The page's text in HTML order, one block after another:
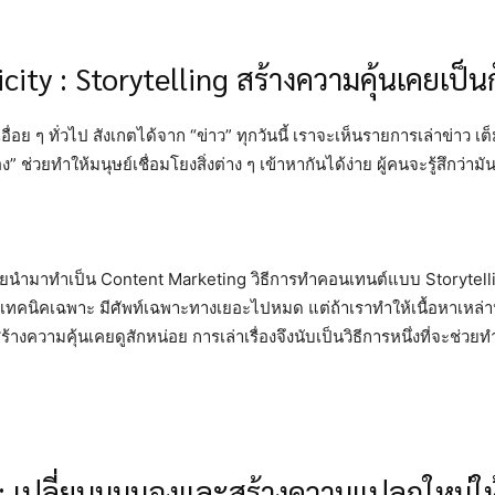
: Storytelling สร้างความคุ้นเคยเป็น
อื่อย ๆ ทั่วไป สังเกตได้จาก “ข่าว” ทุกวันนี้ เราจะเห็นรายการเล่าข่
” ช่วยทำให้มนุษย์เชื่อมโยงสิ่งต่าง ๆ เข้าหากันได้ง่าย ผู้คนจะรู้สึกว่า
ยนำมาทำเป็น Content Marketing วิธีการทำคอนเทนต์แบบ
ทคนิคเฉพาะ มีศัพท์เฉพาะทางเยอะไปหมด แต่ถ้าเราทำให้เนื้อหาเห
งความคุ้นเคยดูสักหน่อย การเล่าเรื่องจึงนับเป็นวิธีการหนึ่งที่จะช่ว